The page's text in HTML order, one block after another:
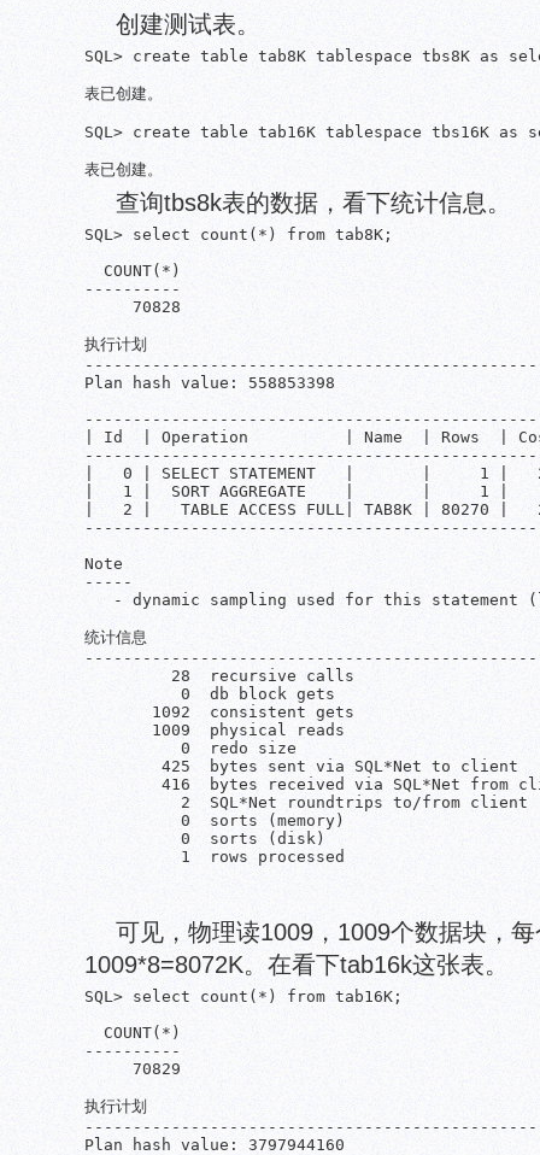
创建测试表。
SQL> create table tab8K tablespace tbs8K as
表已创建。
SQL> create table tab16K tablespace tbs16K
查询tbs8k表的数据，看下统计信息。
SQL> select count(*) from tab8K;
  COUNT(*)
----------
     70828
执行计划
Plan hash value: 558853398
| Id  | Operation          | Name  | Rows  |
|   0 | SELECT STATEMENT   |       |     1 |
|   1 |  SORT AGGREGATE    |       |
|   2 |   TABLE ACCESS FULL| TAB8K | 80270
Note
-----
- dynamic sampling used for this statement
统计信息
         28  recursive calls
          0  db block gets
       1092  consistent gets
       1009  physical reads
          0  redo size
        425  bytes sent via SQL*Net to client
416  bytes received via SQL*Net from
          2  SQL*Net roundtrips to/from client
          0  sorts (memory)
          0  sorts (disk)
可见，物理读1009，1009个数据块，
1009*8=8072K。在看下tab16k这张表。
SQL> select count(*) from tab16K;
  COUNT(*)
----------
     70829
执行计划
Plan hash value: 3797944160